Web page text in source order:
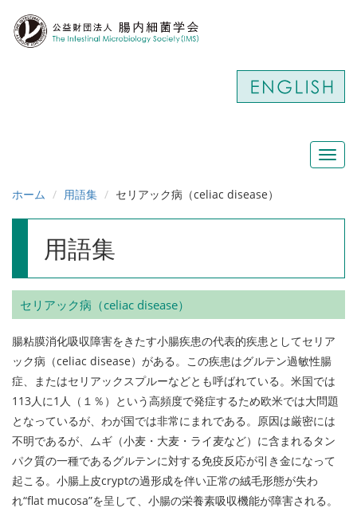
ホーム
用語集 セリアック病（celiac disease）
用語集
セリアック病（celiac disease）
腸粘膜消化吸収障害をきたす小腸疾患の代表的疾患としてセリア
ック病（celiac disease）がある。この疾患はグルテン過敏性腸
症、またはセリアックスプルーなどとも呼ばれている。米国では
113人に1人（１％）という高頻度で発症するため欧米では大問題
となっているが、わが国では非常にまれである。原因は厳密には
不明であるが、ムギ（小麦・大麦・ライ麦など）に含まれるタン
パク質の一種であるグルテンに対する免疫反応が引き金になって
起こる。小腸上皮cryptの過形成を伴い正常の絨毛形態が失わ
れ“flat mucosa”を呈して、小腸の栄養素吸収機能が障害される。